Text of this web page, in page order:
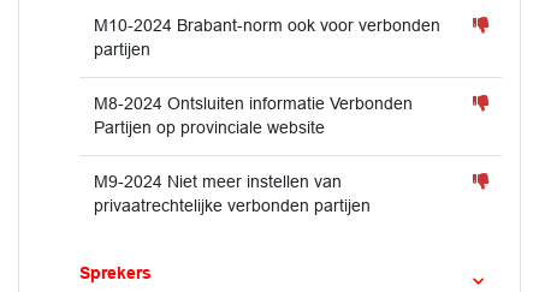
M10-2024 Brabant-norm ook voor verbonden
partijen
M8-2024 Ontsluiten informatie Verbonden
Partijen op provinciale website
M9-2024 Niet meer instellen van
privaatrechtelijke verbonden partijen
Sprekers